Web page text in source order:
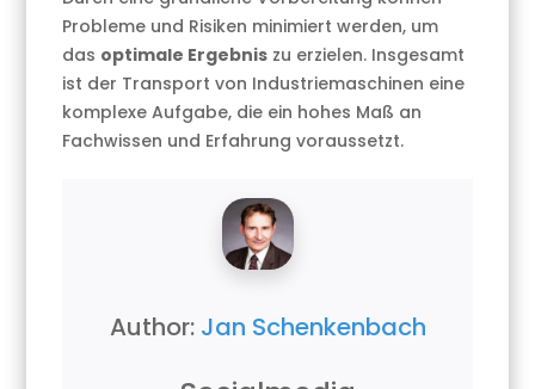
Probleme und Risiken minimiert werden, um
das optimale Ergebnis zu erzielen. Insgesamt
ist der Transport von Industriemaschinen eine
komplexe Aufgabe, die ein hohes Maß an
Fachwissen und Erfahrung voraussetzt.
Author: Jan Schenkenbach